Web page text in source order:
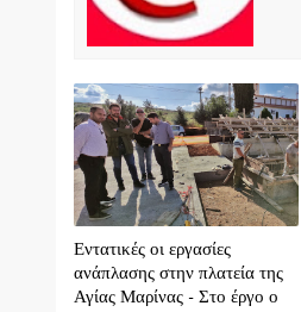
Εντατικές οι εργασίες
ανάπλασης στην πλατεία της
Αγίας Μαρίνας - Στο έργο ο